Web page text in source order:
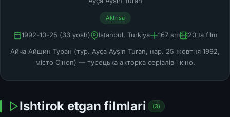
Aktrisa
1992-10-25 (33 yosh) Istanbul, Turkiya 167 sm
20 ta film
Айча Айшин Туран (тур. Ayça Ayşin Turan, нар. 25 жовтня 1992,
місто Сіноп) — турецька акторка серіалів і кіно.
Ishtirok etgan filmlari (3)